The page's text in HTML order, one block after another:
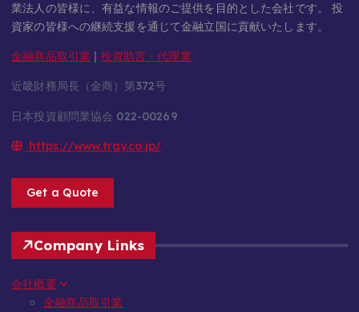
業法人の皆様に、有益な情報のご提供を目的とした会社です。 投
資家の皆様への継続支援を通じて金融立国に貢献いたします。
金融商品取引業 投資助言・代理業
近畿財務局長（金商）第372号
日本投資顧問業協会 022-00269
https://www.trgy.co.jp/
Get a Quote
Company Links
会社概要
金融商品取引業